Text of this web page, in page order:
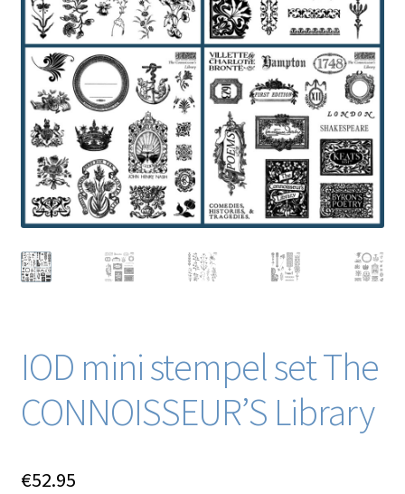
Over mij
Contact
IOD mini stempel set The
CONNOISSEUR’S Library
€52.95